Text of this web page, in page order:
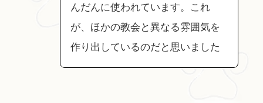
んだんに使われています。これ
が、ほかの教会と異なる雰囲気を
作り出しているのだと思いました